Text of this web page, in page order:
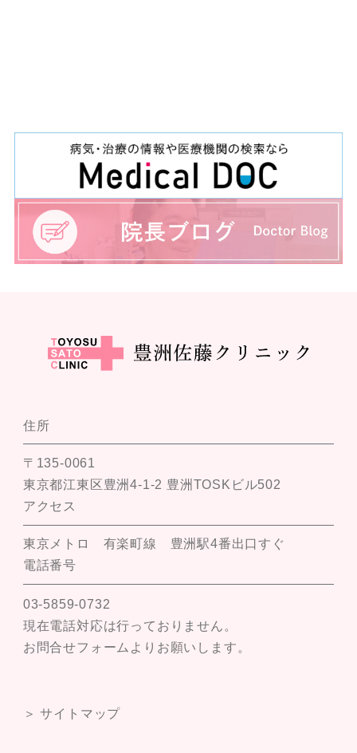
住所
〒135-0061
東京都江東区豊洲4-1-2 豊洲TOSKビル502
アクセス
東京メトロ 有楽町線 豊洲駅4番出口すぐ
電話番号
03-5859-0732
現在電話対応は行っておりません。
お問合せフォームよりお願いします。
＞ サイトマップ